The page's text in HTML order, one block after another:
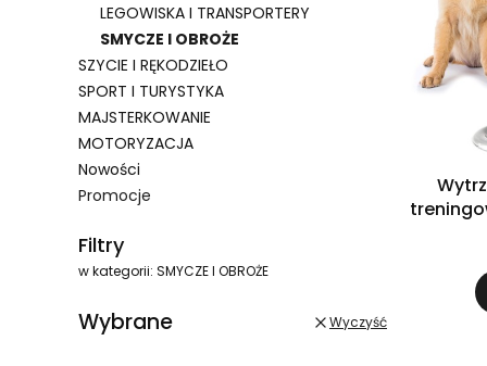
LEGOWISKA I TRANSPORTERY
SMYCZE I OBROŻE
SZYCIE I RĘKODZIEŁO
SPORT I TURYSTYKA
MAJSTERKOWANIE
MOTORYZACJA
Nowości
Promocje
Filtry
w kategorii: SMYCZE I OBROŻE
Wybrane Wyczyść